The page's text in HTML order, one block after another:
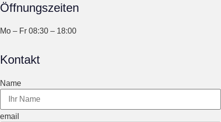
Öffnungszeiten
Mo – Fr 08:30 – 18:00
Kontakt
Name
email